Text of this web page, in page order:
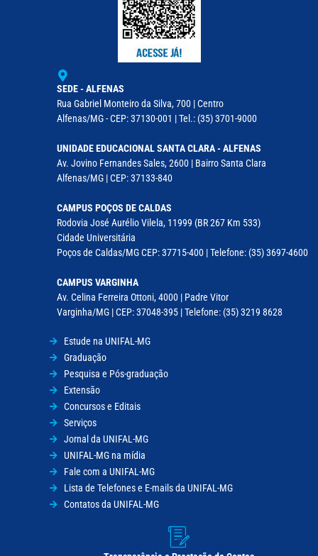
SEDE - ALFENAS
Rua Gabriel Monteiro da Silva, 700 | Centro
Alfenas/MG - CEP: 37130-001 | Tel.: (35) 3701-9000
UNIDADE EDUCACIONAL SANTA CLARA - ALFENAS
Av. Jovino Fernandes Sales, 2600 | Bairro Santa Clara
Alfenas/MG | CEP: 37133-840
CAMPUS POÇOS DE CALDAS
Rodovia José Aurélio Vilela, 11999 (BR 267 Km 533)
Cidade Universitária
Poços de Caldas/MG CEP: 37715-400 | Telefone: (35) 3697-4600
CAMPUS VARGINHA
Av. Celina Ferreira Ottoni, 4000 | Padre Vitor
Varginha/MG | CEP: 37048-395 | Telefone: (35) 3219 8628
Estude na UNIFAL-MG
Graduação
Pesquisa e Pós-graduação
Extensão
Concursos e Editais
Serviços
Jornal da UNIFAL-MG
UNIFAL-MG na mídia
Fale com a UNIFAL-MG
Lista de Telefones e E-mails da UNIFAL-MG
Contatos da UNIFAL-MG